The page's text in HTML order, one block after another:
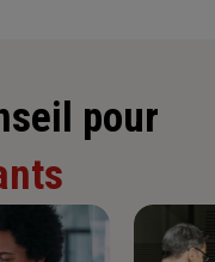
pour